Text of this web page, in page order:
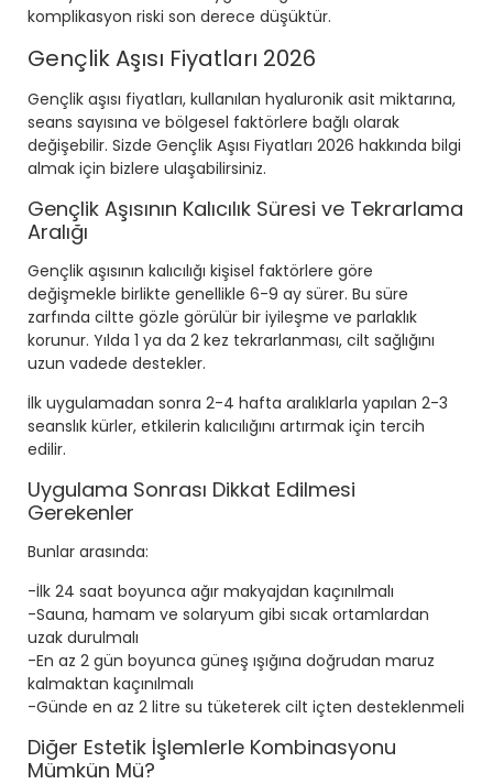
komplikasyon riski son derece düşüktür.
Gençlik Aşısı Fiyatları 2026
Gençlik aşısı fiyatları, kullanılan hyaluronik asit miktarına,
seans sayısına ve bölgesel faktörlere bağlı olarak
değişebilir. Sizde Gençlik Aşısı Fiyatları 2026 hakkında bilgi
almak için bizlere ulaşabilirsiniz.
Gençlik Aşısının Kalıcılık Süresi ve Tekrarlama
Aralığı
Gençlik aşısının kalıcılığı kişisel faktörlere göre
değişmekle birlikte genellikle 6-9 ay sürer. Bu süre
zarfında ciltte gözle görülür bir iyileşme ve parlaklık
korunur. Yılda 1 ya da 2 kez tekrarlanması, cilt sağlığını
uzun vadede destekler.
İlk uygulamadan sonra 2-4 hafta aralıklarla yapılan 2-3
seanslık kürler, etkilerin kalıcılığını artırmak için tercih
edilir.
Uygulama Sonrası Dikkat Edilmesi
Gerekenler
Bunlar arasında:
-İlk 24 saat boyunca ağır makyajdan kaçınılmalı
-Sauna, hamam ve solaryum gibi sıcak ortamlardan
uzak durulmalı
-En az 2 gün boyunca güneş ışığına doğrudan maruz
kalmaktan kaçınılmalı
-Günde en az 2 litre su tüketerek cilt içten desteklenmeli
Diğer Estetik İşlemlerle Kombinasyonu
Mümkün Mü?